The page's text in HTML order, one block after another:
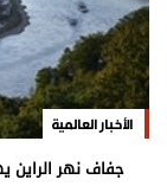
الأخبار العالمية
جفاف نهر الراين